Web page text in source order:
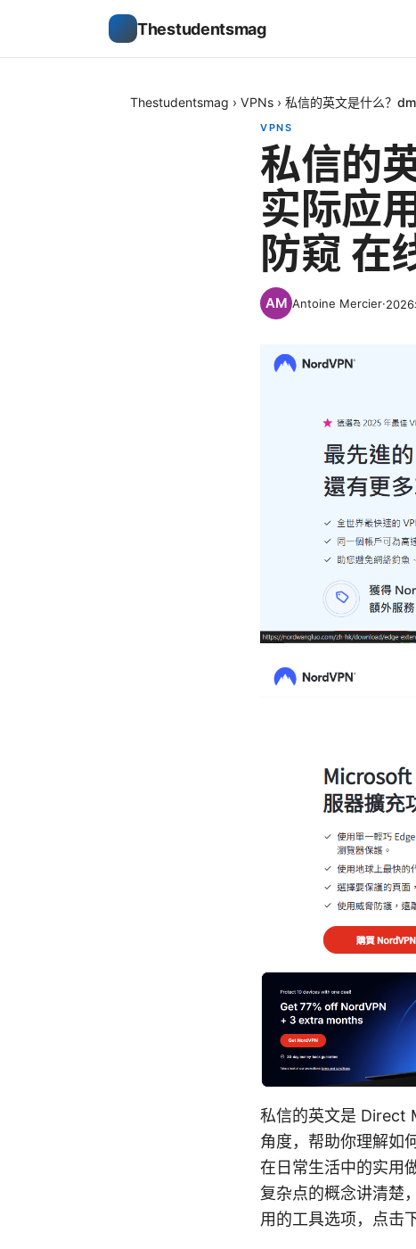
Thestudentsmag
Thestudentsmag › VPNs › 私信的英文是什么？
VPNS
私信的
实际应
防窥 在
Antoine Mercier·2026
私信的英文是 Direct
角度，帮助你理解如
在日常生活中的实用
复杂点的概念讲清楚
用的工具选项，点击